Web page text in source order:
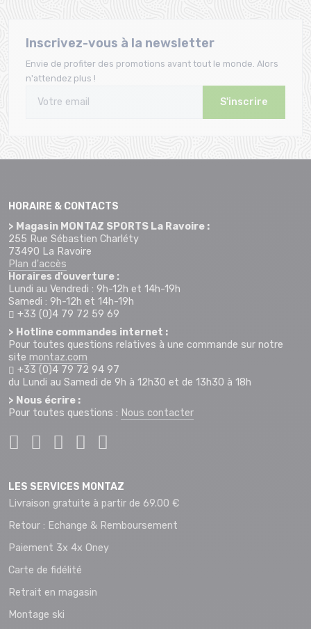
Inscrivez-vous à la newsletter
Envie de profiter des promotions avant tout le monde. Alors
n'attendez plus !
S'inscrire
HORAIRE & CONTACTS
> Magasin MONTAZ SPORTS La Ravoire :
255 Rue Sébastien Charléty
73490 La Ravoire
Plan d'accès
Horaires d'ouverture :
Lundi au Vendredi : 9h-12h et 14h-19h
Samedi : 9h-12h et 14h-19h
+33 (0)4 79 72 59 69
> Hotline commandes internet :
Pour toutes questions relatives à une commande sur notre
site montaz.com
+33 (0)4 79 72 94 97
du Lundi au Samedi de 9h à 12h30 et de 13h30 à 18h
> Nous écrire :
Pour toutes questions : Nous contacter
LES SERVICES MONTAZ
Livraison gratuite à partir de 69.00 €
Retour : Echange & Remboursement
Paiement 3x 4x Oney
Carte de fidélité
Retrait en magasin
Montage ski